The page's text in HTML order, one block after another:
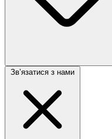
Звʼязатися з нами